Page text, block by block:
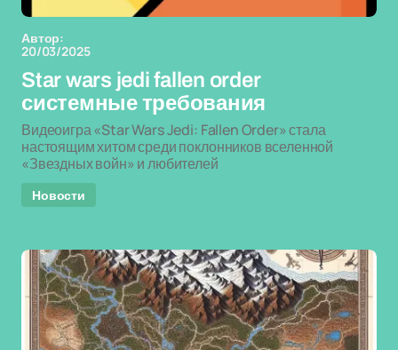
Автор:
20/03/2025
Star wars jedi fallen order
системные требования
Видеоигра «Star Wars Jedi: Fallen Order» стала
настоящим хитом среди поклонников вселенной
«Звездных войн» и любителей
Новости